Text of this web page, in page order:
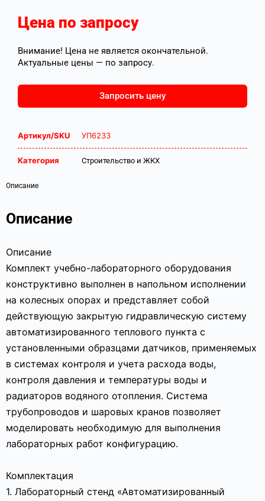
Цена по запросу
Внимание! Цена не является окончательной.
Актуальные цены — по запросу.
Запросить цену
Артикул/SKU УП6233
Категория Строительство и ЖКХ
Описание
Описание
Описание
Комплект учебно-лабораторного оборудования
конструктивно выполнен в напольном исполнении
на колесных опорах и представляет собой
действующую закрытую гидравлическую систему
автоматизированного теплового пункта с
установленными образцами датчиков, применяемых
в системах контроля и учета расхода воды,
контроля давления и температуры воды и
радиаторов водяного отопления. Система
трубопроводов и шаровых кранов позволяет
моделировать необходимую для выполнения
лабораторных работ конфигурацию.
Комплектация
1. Лабораторный стенд «Автоматизированный